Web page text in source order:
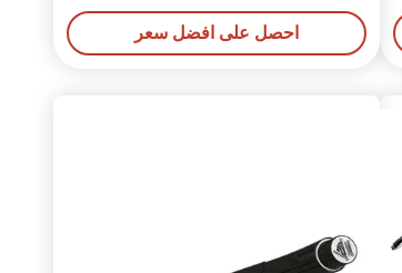
الجراحي تحت التنظير الداخلي
احصل على افضل سعر